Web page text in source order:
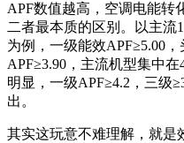
APF数值越高，空调电能转
二者最本质的区别。以主流
为例，一级能效APF≥5.00
APF≥3.90，主流机型集中
明显，一级APF≥4.2，三级
出。
其实这玩意不难理解，就是